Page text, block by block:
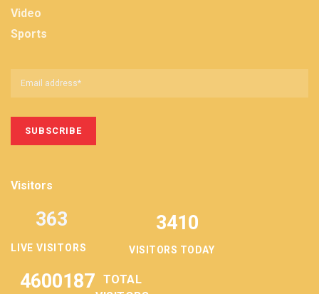
Video
Sports
Visitors
LIVE VISITORS
363 3410
VISITORS TODAY
4600187
TOTAL